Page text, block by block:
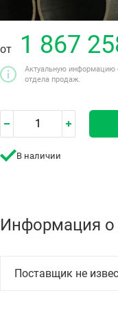
от 1 867
Актуальную информацию
отдела продаж.
В наличии
Информация о
Поставщик не